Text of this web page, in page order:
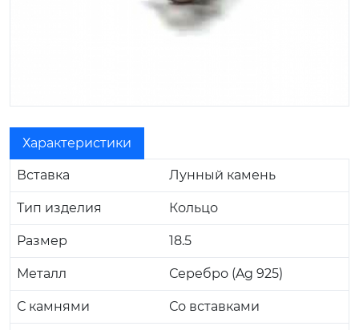
Характеристики
Вставка Лунный камень
Тип изделия Кольцо
Размер 18.5
Металл Серебро (Ag 925)
С камнями Со вставками